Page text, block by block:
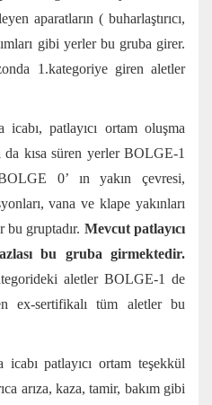
aparatların ( buharlaştırıcı,
gibi yerler bu gruba girer.
1.kategoriye giren aletler
icabı, patlayıcı ortam oluşma
kısa süren yerler BOLGE-1
BOLGE 0’ ın yakın çevresi,
vana ve klape yakınları
bu gruptadır. Mevcut patlayıcı
bu gruba girmektedir.
aletler BOLGE-1 de
ex-sertifikalı tüm aletler bu
icabı patlayıcı ortam teşekkül
arıza, kaza, tamir, bakım gibi